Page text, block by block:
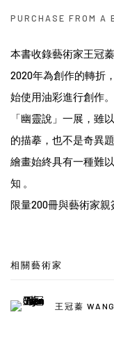
PURCHASE FROM A
本書收錄藝術家王冠
2020年為創作的轉折
始使用油彩進行創作。
「幽靈說」一展，雖
的描摹，也不是奇異
繪畫始終具有一種難
知 。
限量200冊與藝術家親
相關藝術家
王冠蓁